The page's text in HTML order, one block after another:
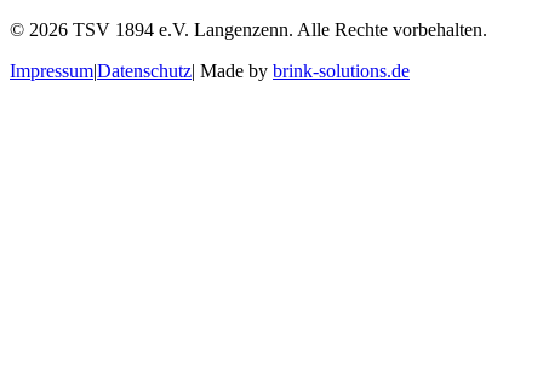
© 2026 TSV 1894 e.V. Langenzenn. Alle Rechte vorbehalten.
Impressum|Datenschutz| Made by brink-solutions.de